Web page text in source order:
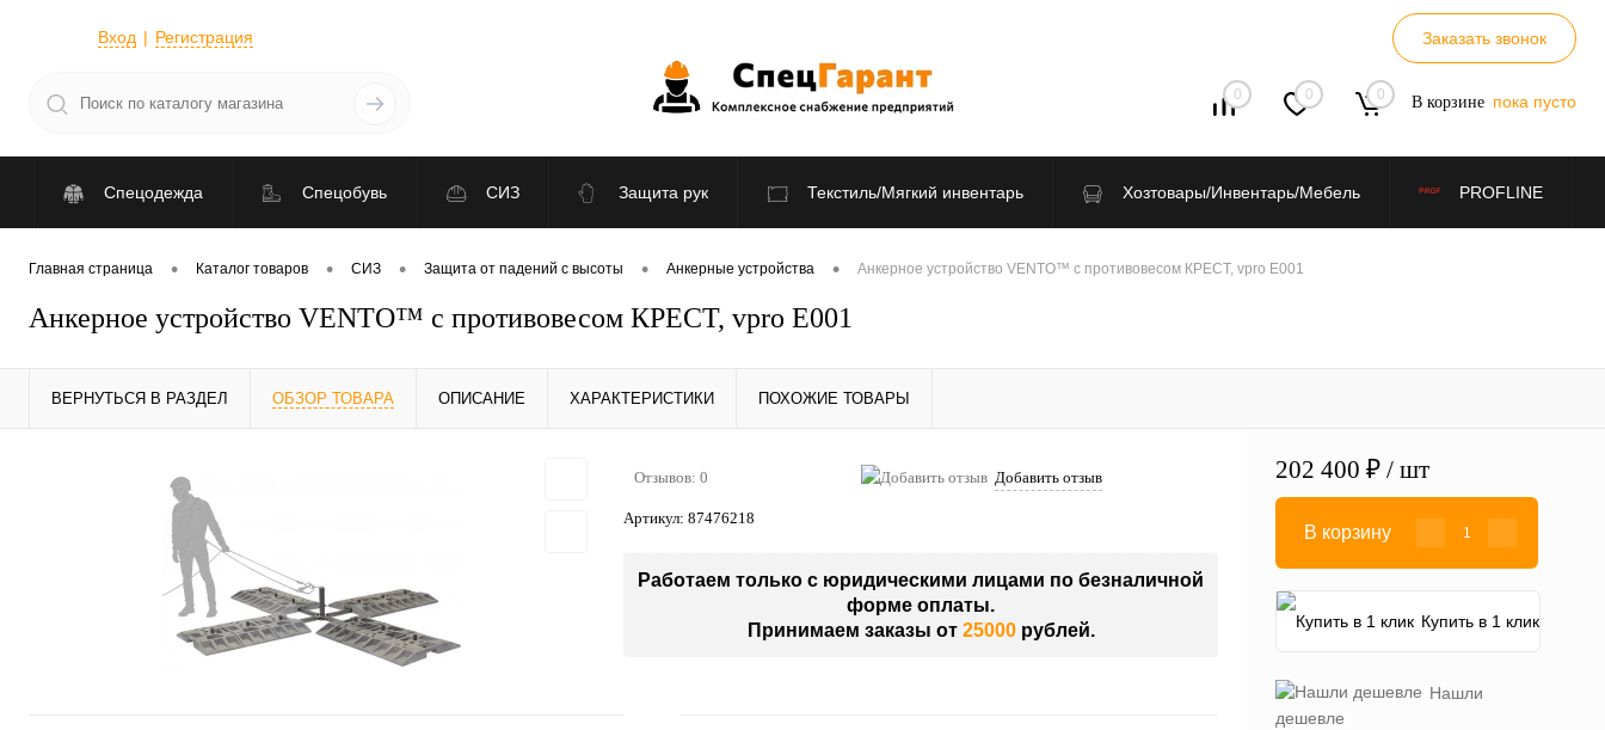
Вход Регистрация Заказать звонок
0 0 0 В корзине пока пусто
Спецодежда Спецобувь СИЗ Защита рук Текстиль/Мягкий инвентарь Хозтовары/Инвентарь/Мебель PROFLINE
По отраслям Распродажа
Главная страница • Каталог товаров • СИЗ • Защита от падений с высоты • Анкерные устройства • Анкерное устройство VENTO™ с противовесом КРЕСТ, vpro Е001
Анкерное устройство VENTO™ с противовесом КРЕСТ, vpro Е001
ВЕРНУТЬСЯ В РАЗДЕЛ ОБЗОР ТОВАРА ОПИСАНИЕ ХАРАКТЕРИСТИКИ ПОХОЖИЕ ТОВАРЫ
Отзывов: 0 Добавить отзыв
Артикул: 87476218
Работаем только с юридическими лицами по безналичной
форме оплаты.
Принимаем заказы от 25000рублей.
202 400 ₽ / шт
В корзину
Купить в 1 клик
Нашли
дешевле